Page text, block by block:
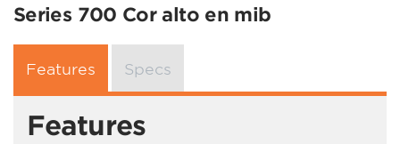
Series 700 Cor alto en mib
Features Specs
Features